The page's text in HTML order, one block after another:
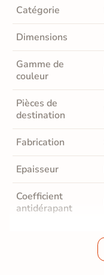
Catégorie
Dimensions
Gamme de
couleur
Pièces de
destination
Fabrication
Epaisseur
Coefficient
antidérapant